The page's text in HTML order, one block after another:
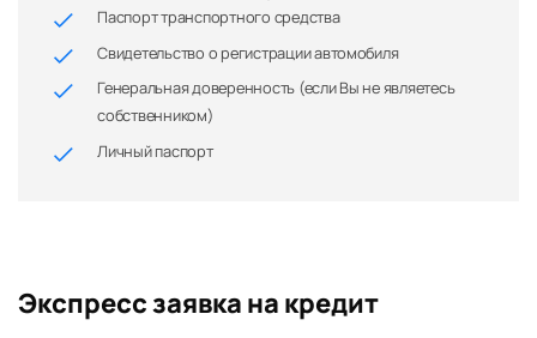
Паспорт транспортного средства
Свидетельство о регистрации автомобиля
Генеральная доверенность (если Вы не являетесь
собственником)
Личный паспорт
Экспресс заявка на кредит